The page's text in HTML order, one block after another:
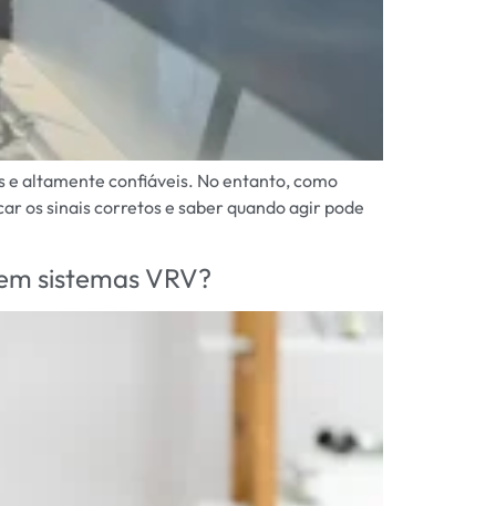
e altamente confiáveis. No entanto, como
os sinais corretos e saber quando agir pode
sistemas VRV?